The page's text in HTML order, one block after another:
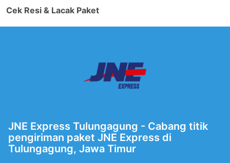
Cek Resi & Lacak Paket
JNE Express Tulungagung - Cabang titik
pengiriman paket JNE Express di
Tulungagung, Jawa Timur